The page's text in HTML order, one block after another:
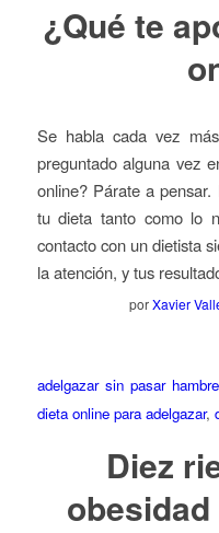
¿Qué te
Se habla cada vez
preguntado alguna vez
online? Párate a
tu dieta tanto como lo
contacto con un dietista
la atención, y tus
porXavier
adelgazar sin pasar hambre
dieta online para adelgazar,
Diez